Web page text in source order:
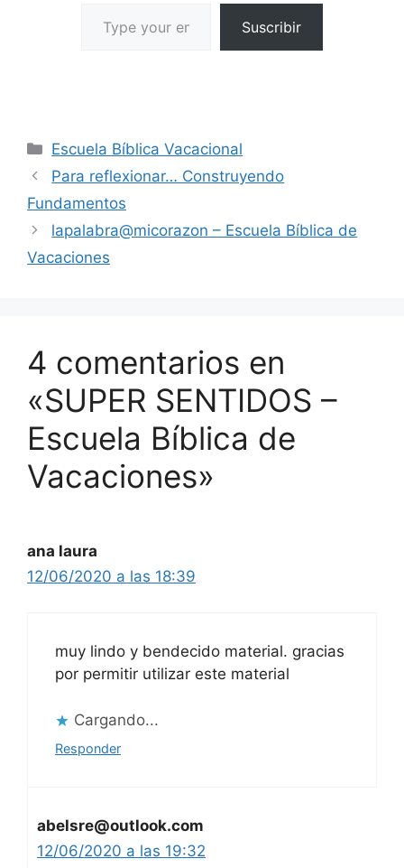
Suscribir
Escuela Bíblica Vacacional
Para reflexionar… Construyendo
Fundamentos
lapalabra@micorazon – Escuela Bíblica de
Vacaciones
4 comentarios en
«SUPER SENTIDOS –
Escuela Bíblica de
Vacaciones»
ana laura
12/06/2020 a las 18:39
muy lindo y bendecido material. gracias
por permitir utilizar este material
Cargando...
Responder
abelsre@outlook.com
12/06/2020 a las 19:32